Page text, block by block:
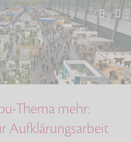
Dankbarkeit für …
Thema mehr:
Aufklärungsarbeit